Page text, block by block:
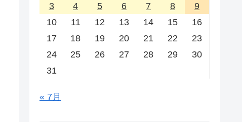
3
4 5 6 7 8
9
10
11 12 13 14 15
16
17
18 19 20 21 22
23
24
25 26 27 28 29
30
31
« 7月